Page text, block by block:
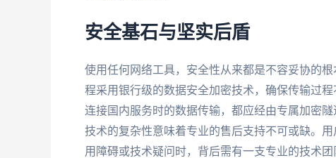
安全基石与坚实后盾
使用任何网络工具，安全性从来都是不容妥协的
程采用银行级的数据安全加密技术，确保传输过
连接国内服务时的数据传输，都应经由专属加密
技术的复杂性意味着专业的售后支持不可或缺。
用障碍或技术疑问时，背后需有一支专业的技术